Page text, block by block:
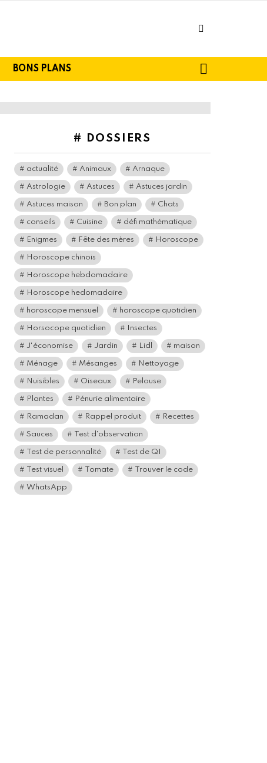
BONS PLANS
# DOSSIERS
actualité Animaux Arnaque
Astrologie Astuces Astuces jardin
Astuces maison Bon plan Chats
conseils Cuisine défi mathématique
Enigmes Fête des mères Horoscope
Horoscope chinois
Horoscope hebdomadaire
Horoscope hedomadaire
horoscope mensuel horoscope quotidien
Horsocope quotidien Insectes
J'économise Jardin Lidl maison
Ménage Mésanges Nettoyage
Nuisibles Oiseaux Pelouse
Plantes Pénurie alimentaire
Ramadan Rappel produit Recettes
Sauces Test d'observation
Test de personnalité Test de QI
Test visuel Tomate Trouver le code
WhatsApp